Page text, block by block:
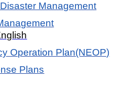
Management
Operation Plan(NEOP)
Plans